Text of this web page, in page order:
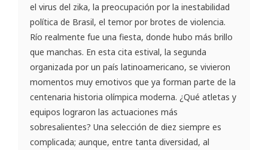
el virus del zika, la preocupación por la inestabilidad
política de Brasil, el temor por brotes de violencia.
Río realmente fue una fiesta, donde hubo más brillo
que manchas. En esta cita estival, la segunda
organizada por un país latinoamericano, se vivieron
momentos muy emotivos que ya forman parte de la
centenaria historia olímpica moderna. ¿Qué atletas y
equipos lograron las actuaciones más
sobresalientes? Una selección de diez siempre es
complicada; aunque, entre tanta diversidad, al